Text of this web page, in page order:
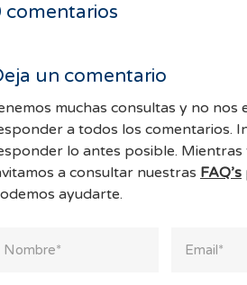
comentarios
un comentario
muchas consultas y no nos
a todos los comentarios.
lo antes posible. Mientras
a consultar nuestras FAQ’s
ayudarte.